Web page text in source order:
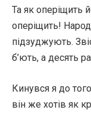
Та як оперіщить
оперіщить! Народ
підзуджують.
б’ють, а десять
Кинувся я до
він же хотів як